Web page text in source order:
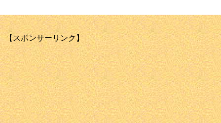
【スポンサーリンク】